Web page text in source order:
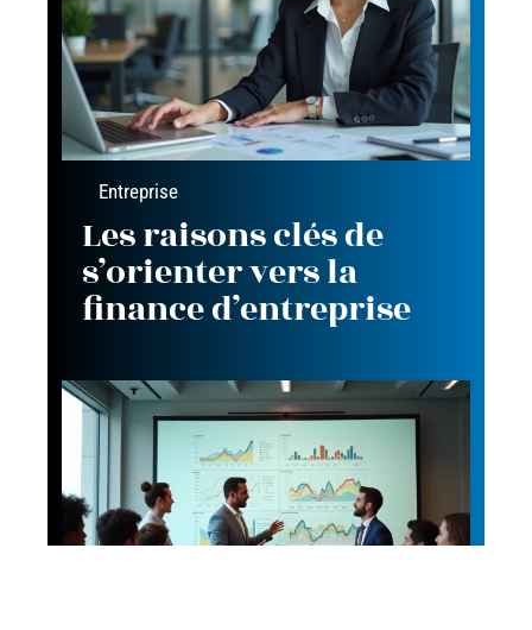
Entreprise
Les raisons clés de
s’orienter vers la
finance d’entreprise